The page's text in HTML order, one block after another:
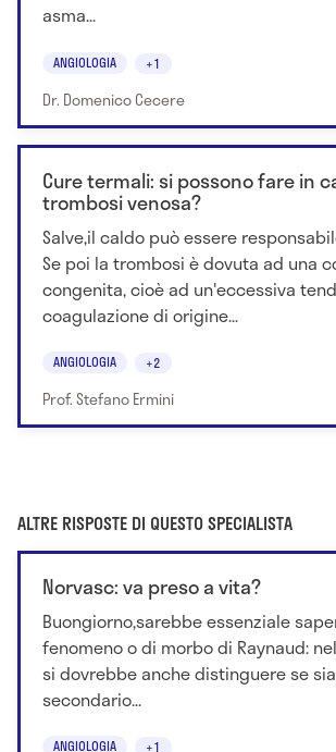
asma...
ANGIOLOGIA +1
Dr. Domenico Cecere
Cure termali: si possono fare in
trombosi venosa?
Salve,il caldo può essere
Se poi la trombosi è dovuta ad una
congenita, cioè ad un'eccessiva
coagulazione di origine...
ANGIOLOGIA +2
Prof. Stefano Ermini
ALTRE RISPOSTE DI QUESTO SPECIALISTA
Norvasc: va preso a vita?
Buongiorno,sarebbe essenziale
fenomeno o di morbo di Raynaud:
si dovrebbe anche distinguere se
secondario...
ANGIOLOGIA +1